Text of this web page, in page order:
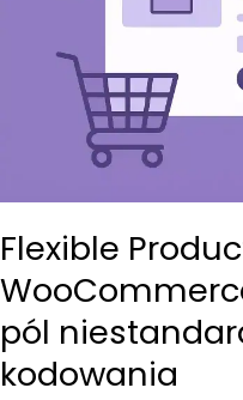
Flexible
pól
kodowania